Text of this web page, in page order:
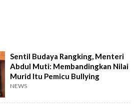
Sentil Budaya Rangking, Menteri
Abdul Muti: Membandingkan Nilai
Murid Itu Pemicu Bullying
NEWS